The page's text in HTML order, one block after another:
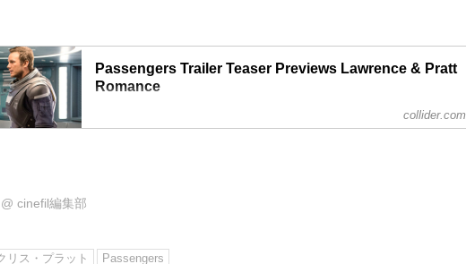
Passengers Trailer Teaser Previews Lawrence & Pratt
Romance
collider.com
@cinefil編集部
リス・プラット Passengers